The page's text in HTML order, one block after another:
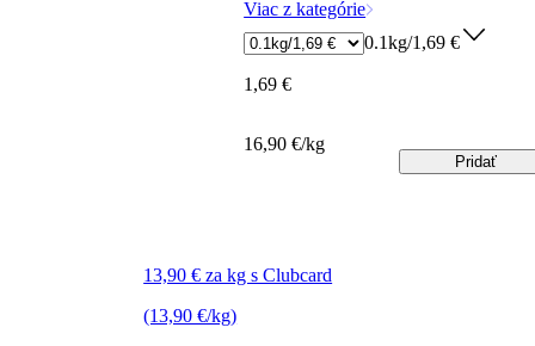
Viac z kategórie
13,90 € za kg s Clubcard
(13,90 €/kg)
0.1kg/1,69 €
1,69 €
16,90 €/kg
Pridať